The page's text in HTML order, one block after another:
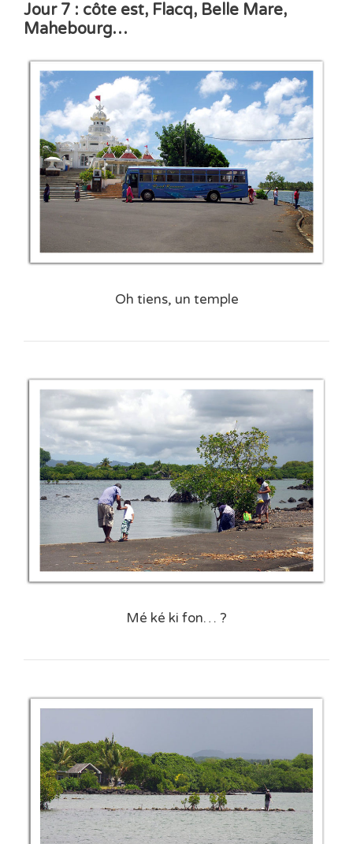
Jour 7 : côte est, Flacq, Belle Mare,
Mahebourg…
Oh tiens, un temple
Mé ké ki fon… ?